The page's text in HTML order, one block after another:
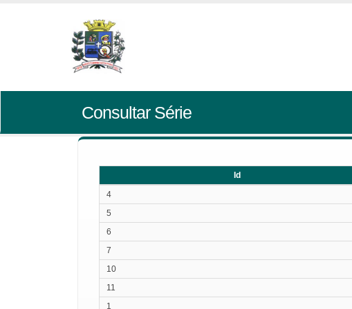
Consultar Série
Id
4
5
6
7
10
11
1